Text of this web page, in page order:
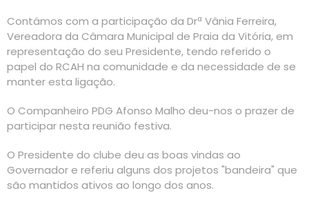
Contámos com a participação da Drª Vânia Ferreira,
Vereadora da Câmara Municipal de Praia da Vitória, em
representação do seu Presidente, tendo referido o
papel do RCAH na comunidade e da necessidade de se
manter esta ligação.
O Companheiro PDG Afonso Malho deu-nos o prazer de
participar nesta reunião festiva.
O Presidente do clube deu as boas vindas ao
Governador e referiu alguns dos projetos "bandeira" que
são mantidos ativos ao longo dos anos.